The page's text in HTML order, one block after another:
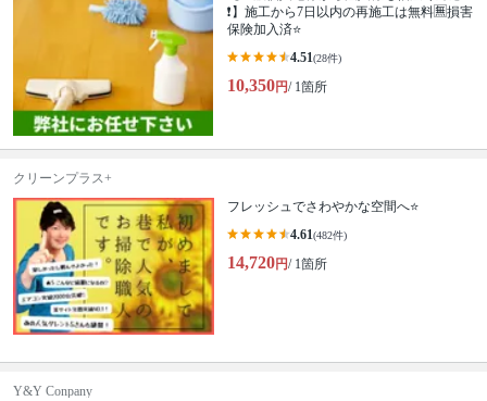
❗️】施工から7日以内の再施工は無料🈚️損害
保険加入済⭐️
4.51(28件)
10,350円/ 1箇所
クリーンプラス+
フレッシュでさわやかな空間へ⭐️
4.61(482件)
14,720円/ 1箇所
Y&Y Conpany